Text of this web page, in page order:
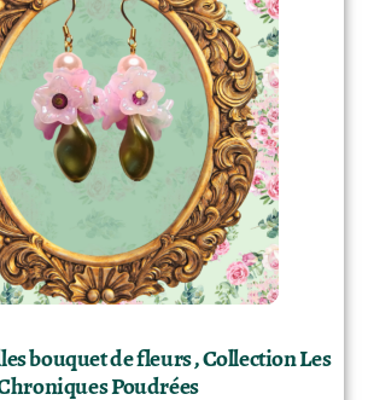
bouquet de fleurs , Collection Les
Poudrées